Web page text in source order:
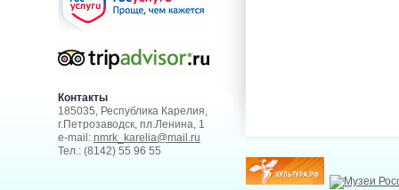
Контакты
185035, Республика Карелия,
г.Петрозаводск, пл.Ленина, 1
e-mail: nmrk_karelia@mail.ru
Тел.: (8142) 55 96 55